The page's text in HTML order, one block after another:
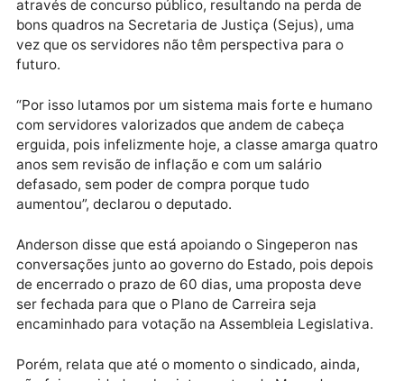
novos armamentos são resultados de bandeiras
levantadas desde o início de sua gestão, mas que a
principal é o Plano de Carreira, “que representa um
alicerce para o sistema prisional”, frisou.
A falta de valorização observou o deputado, faz com
que alguns servidores migrem para outras
através de concurso público, resultando na perda de
bons quadros na Secretaria de Justiça (Sejus), uma
vez que os servidores não têm perspectiva para o
“Por isso lutamos por um sistema mais forte e
com servidores valorizados que andem de cabeça
erguida, pois infelizmente hoje, a classe amarga
defasado, sem poder de compra porque tudo